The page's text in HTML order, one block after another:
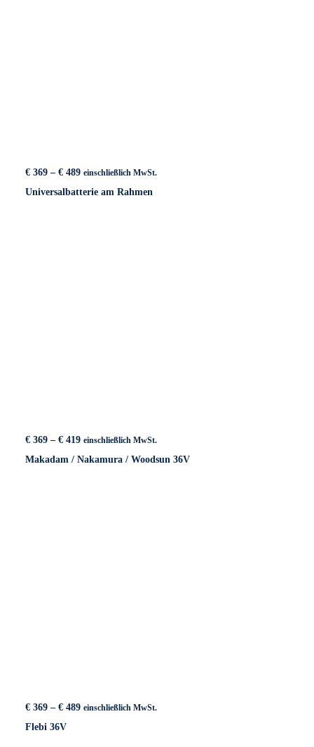
€ 369 – € 489Preisspanne:
bis
einschließlich MwSt.
Universalbatterie am Rahmen
€ 369 – € 419Preisspanne:
bis
einschließlich MwSt.
Makadam / Nakamura / Woodsun 36V
€ 369 – € 489Preisspanne:
einschließlich MwSt.
Flebi 36V